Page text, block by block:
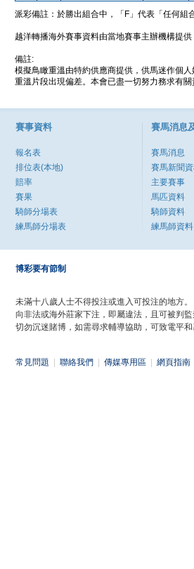
派彩備註：於勝出組合中，「F」代表「任何組
越洋轉播海外賽事資料由當地賽事主辦機構提
備註:
模擬鳥瞰重溫由特約供應商提供，供馬迷作個
重溫片段出現偏差。本會已盡一切努力務求有
賽事資料
報名表
排位表(本地)
賠率
賽果
騎師分場表
練馬師分場表
賽馬消息
賽馬消息
賽馬新聞
主要賽事
馬匹資料
騎師資料
練馬師資料
博彩要有節制
未滿十八歲人士不得投注或進入可投注的地方。
向非法或海外莊家下注，即屬違法，且可被判監
切勿沉迷賭博，如需尋求輔導協助，可致電平和
常見問題 聯絡我們 傳媒專用區 網頁指南